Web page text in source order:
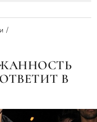
В